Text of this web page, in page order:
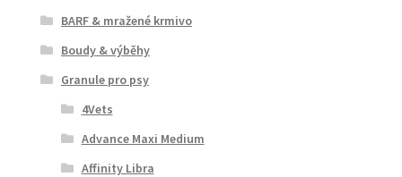
BARF & mražené krmivo
Boudy & výběhy
Granule pro psy
4Vets
Advance Maxi Medium
Affinity Libra